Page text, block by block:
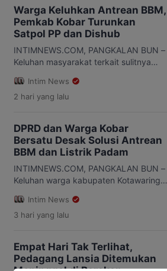
waktu baru menunjukkan sekitar pukul
11.00 WIB. Kondisi tersebut membuat
warga harus berkeliling dari satu SPBU
ke SPBU lain untuk mencari BBM yang
masih tersedia. Situasi […]
Warga Keluhkan Antrean BBM,
Pemkab Kobar Turunkan
Satpol PP dan Dishub
INTIMNEWS.COM, PANGKALAN BUN –
Keluhan masyarakat terkait sulitnya
(BBM) dan antrean panjang di sejumlah
stasiun pengisian bahan bakar umum
mulai ditindaklanjuti pemerintah daerah.
Pemkab Kobar menerjunkan personel
Satuan Polisi Pamong Praja (Satpol PP)
dan Dinas Perhubungan (Dishub) untuk
melakukan pengawasan serta
Intim News
2 hari yang lalu
DPRD dan Warga Kobar
Bersatu Desak Solusi Antrean
BBM dan Listrik Padam
INTIMNEWS.COM, PANGKALAN BUN –
Keluhan warga kabupaten Kotawaringin
terkait antrian bahan bakar minyak
(BBM) dan pemadaman listrik bergulir
masyarakat mendesak pihak terkait
segera menghadirkan solusi konkrit
Intim News
3 hari yang lalu
Empat Hari Tak Terlihat,
Pedagang Lansia Ditemukan